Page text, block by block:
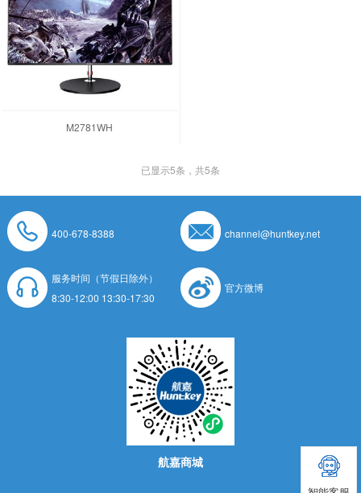
M2781WH
已显示5条，共5条
400-678-8388 channel@huntkey.net
服务时间（节假日除外）
8:30-12:00 13:30-17:30
官方微博
航嘉商城